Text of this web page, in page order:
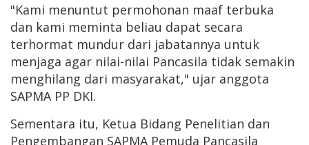
"Kami menuntut permohonan maaf terbuka
dan kami meminta beliau dapat secara
terhormat mundur dari jabatannya untuk
menjaga agar nilai-nilai Pancasila tidak semakin
menghilang dari masyarakat," ujar anggota
SAPMA PP DKI.
Sementara itu, Ketua Bidang Penelitian dan
Pengembangan SAPMA Pemuda Pancasila